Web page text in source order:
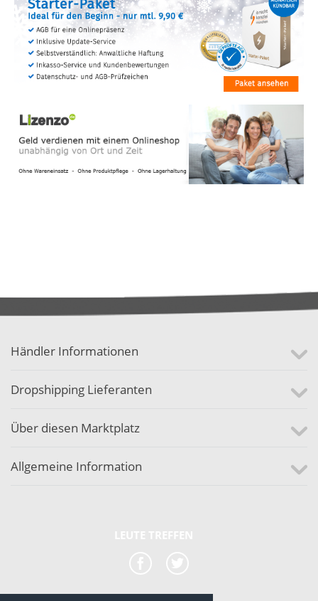
Händler Informationen
Dropshipping Lieferanten
Über diesen Marktplatz
Allgemeine Information